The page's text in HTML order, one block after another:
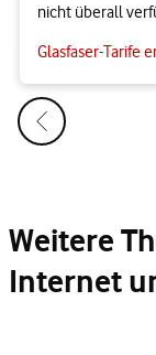
nicht überall
Glasfaser-Tarife
Weitere
Internet